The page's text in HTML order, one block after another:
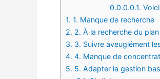
0.0.0.0.1.
1. 1. Manque de recherche
2. 2. À la recherche du
3. 3. Suivre aveuglément
4. 4. Manque de
5. 5. Adapter la gestion